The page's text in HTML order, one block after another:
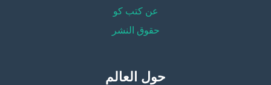
عن كتب كو
حقوق النشر
حول العالم